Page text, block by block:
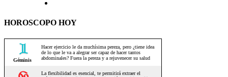
HOROSCOPO HOY